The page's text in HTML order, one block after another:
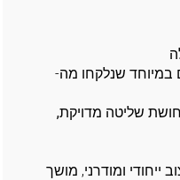
במיוחד שנלקחו מה-
שליטה מדויקת,
ייחודי ומודרני, מושך